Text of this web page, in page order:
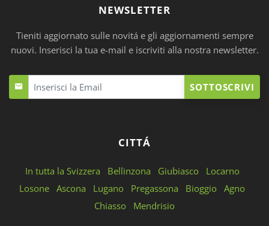
NEWSLETTER
Tieniti aggiornato sulle novitá e gli aggiornamenti sempre
nuovi. Inserisci la tua e-mail e iscriviti alla nostra newsletter.
SOTTOSCRIVI
CITTÁ
In tutta la Svizzera Bellinzona Giubiasco
Locarno
Losone Ascona Lugano Pregassona Bioggio Agno
Chiasso
Mendrisio